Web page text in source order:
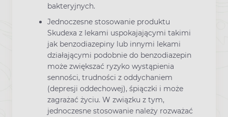
bakteryjnych.
Jednoczesne stosowanie produktu
Skudexa z lekami uspokajającymi takimi
jak benzodiazepiny lub innymi lekami
działającymi podobnie do benzodiazepin
może zwiększać ryzyko wystąpienia
senności, trudności z oddychaniem
(depresji oddechowej), śpiączki i może
zagrażać życiu. W związku z tym,
jednoczesne stosowanie należy rozważać